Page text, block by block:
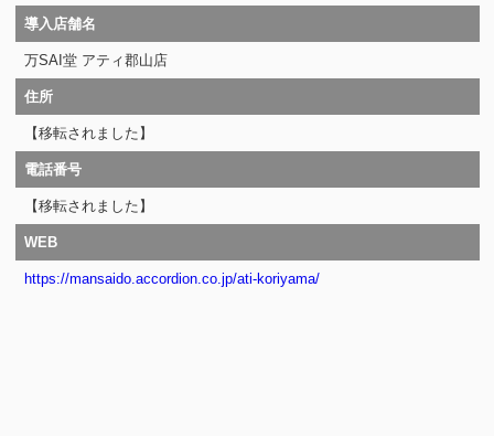
導入店舗名
万SAI堂 アティ郡山店
住所
【移転されました】
電話番号
【移転されました】
WEB
https://mansaido.accordion.co.jp/ati-koriyama/